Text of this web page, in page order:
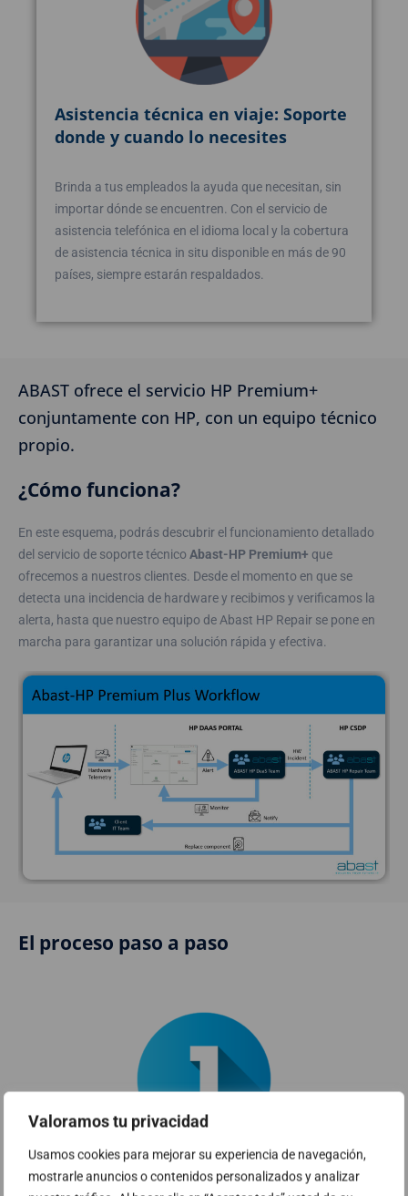
Valoramos tu privacidad
Usamos cookies para mejorar su experiencia de navegación,
mostrarle anuncios o contenidos personalizados y analizar
Asistencia técnica en viaje: Soporte
donde y cuando lo necesites
Brinda a tus empleados la ayuda que necesitan, sin
importar dónde se encuentren. Con el servicio de
asistencia telefónica en el idioma local y la cobertura
de asistencia técnica in situ disponible en más de 90
países, siempre estarán respaldados.
ABAST ofrece el servicio HP Premium+
conjuntamente con HP, con un equipo técnico
propio.
¿Cómo funciona?
En este esquema, podrás descubrir el funcionamiento detallado
del servicio de soporte técnico Abast-HP Premium+ que
ofrecemos a nuestros clientes. Desde el momento en que se
detecta una incidencia de hardware y recibimos y verificamos la
alerta, hasta que nuestro equipo de Abast HP Repair se pone en
marcha para garantizar una solución rápida y efectiva.
El proceso paso a paso